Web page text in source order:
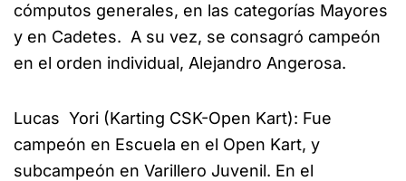
cómputos generales, en las categorías Mayores
y en Cadetes. A su vez, se consagró campeón
en el orden individual, Alejandro Angerosa.
Lucas Yori (Karting CSK-Open Kart): Fue
campeón en Escuela en el Open Kart, y
subcampeón en Varillero Juvenil. En el